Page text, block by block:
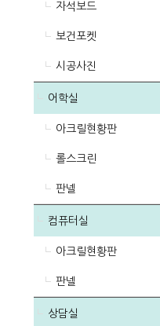
자석보드
보건포켓
시공사진
어학실
아크릴현황판
롤스크린
판넬
컴퓨터실
아크릴현황판
판넬
상담실